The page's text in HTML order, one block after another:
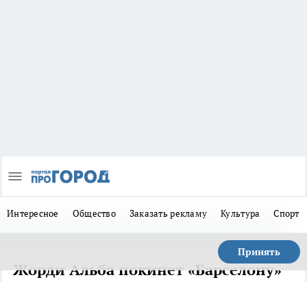
Интересное Общество Заказать рекламу Культура Спорт
Принять
Жорди Альба покинет «Барселону»